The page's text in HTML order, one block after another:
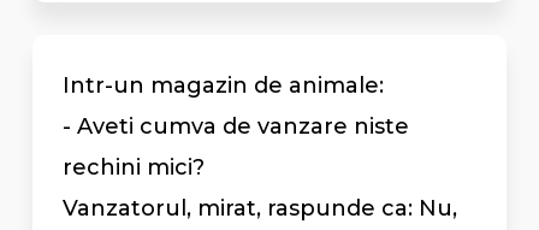
Intr-un magazin de animale:
- Aveti cumva de vanzare niste
rechini mici?
Vanzatorul, mirat, raspunde ca: Nu,